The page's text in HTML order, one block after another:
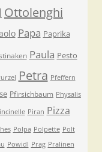
Ottolenghi
Papa Paprika
Paula Pesto
Petra Pfeffern
Pfirsichbaum Physalis
Piran Pizza
Polpa Polpette Polt
Powidl Prag Pralinen